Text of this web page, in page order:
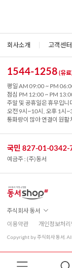
회사소개 고객센터
1544-1258 (유
평일 AM 09:00 ~ PM
점심 PM 12:00 ~ PM
주말 및 공휴일은 휴무입니
오전 9시~10시, 오후 1시
통화량이 많아 연결이 원활
국민 827-01-0342-
예금주 : (주)동서
주식회사 동서
이용약관
개인정보처리
Copyright by 주식회사 동서.